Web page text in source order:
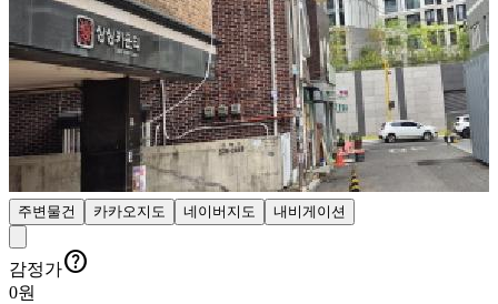
주변물건 카카오지도 네이버지도 내비게이션
감정가
0원